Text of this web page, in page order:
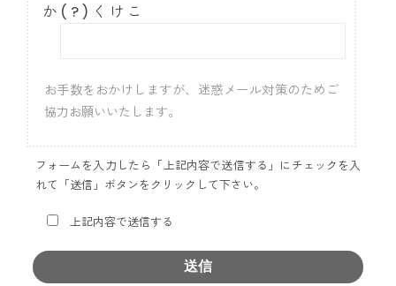
か ( ? ) く け こ
お手数をおかけしますが、迷惑メール対策のためご
協力お願いいたします。
フォームを入力したら「上記内容で送信する」にチェックを入
れて「送信」ボタンをクリックして下さい。
上記内容で送信する